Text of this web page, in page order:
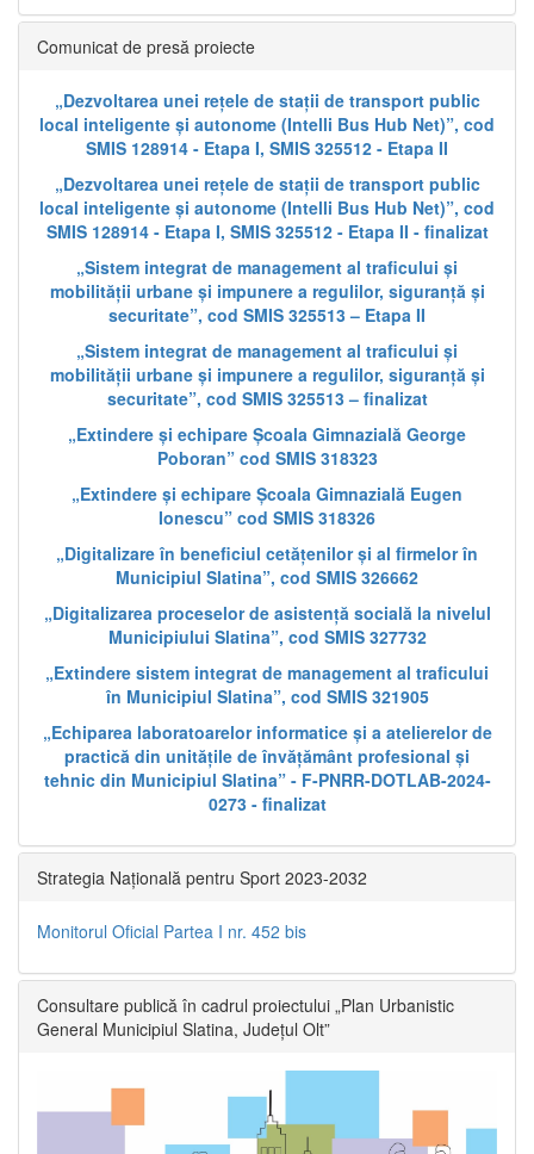
Comunicat de presă proiecte
„Dezvoltarea unei rețele de stații de transport public
local inteligente și autonome (Intelli Bus Hub Net)”, cod
SMIS 128914 - Etapa I, SMIS 325512 - Etapa II
„Dezvoltarea unei rețele de stații de transport public
local inteligente și autonome (Intelli Bus Hub Net)”, cod
SMIS 128914 - Etapa I, SMIS 325512 - Etapa II - finalizat
„Sistem integrat de management al traficului și
mobilității urbane și impunere a regulilor, siguranță și
securitate”, cod SMIS 325513 – Etapa II
„Sistem integrat de management al traficului și
mobilității urbane și impunere a regulilor, siguranță și
securitate”, cod SMIS 325513 – finalizat
„Extindere și echipare Școala Gimnazială George
Poboran” cod SMIS 318323
„Extindere și echipare Școala Gimnazială Eugen
Ionescu” cod SMIS 318326
„Digitalizare în beneficiul cetățenilor și al firmelor în
Municipiul Slatina”, cod SMIS 326662
„Digitalizarea proceselor de asistență socială la nivelul
Municipiului Slatina”, cod SMIS 327732
„Extindere sistem integrat de management al traficului
în Municipiul Slatina”, cod SMIS 321905
„Echiparea laboratoarelor informatice și a atelierelor de
practică din unitățile de învățământ profesional și
tehnic din Municipiul Slatina” - F-PNRR-DOTLAB-2024-
0273 - finalizat
Strategia Națională pentru Sport 2023-2032
Monitorul Oficial Partea I nr. 452 bis
Consultare publică în cadrul proiectului „Plan Urbanistic
General Municipiul Slatina, Județul Olt”